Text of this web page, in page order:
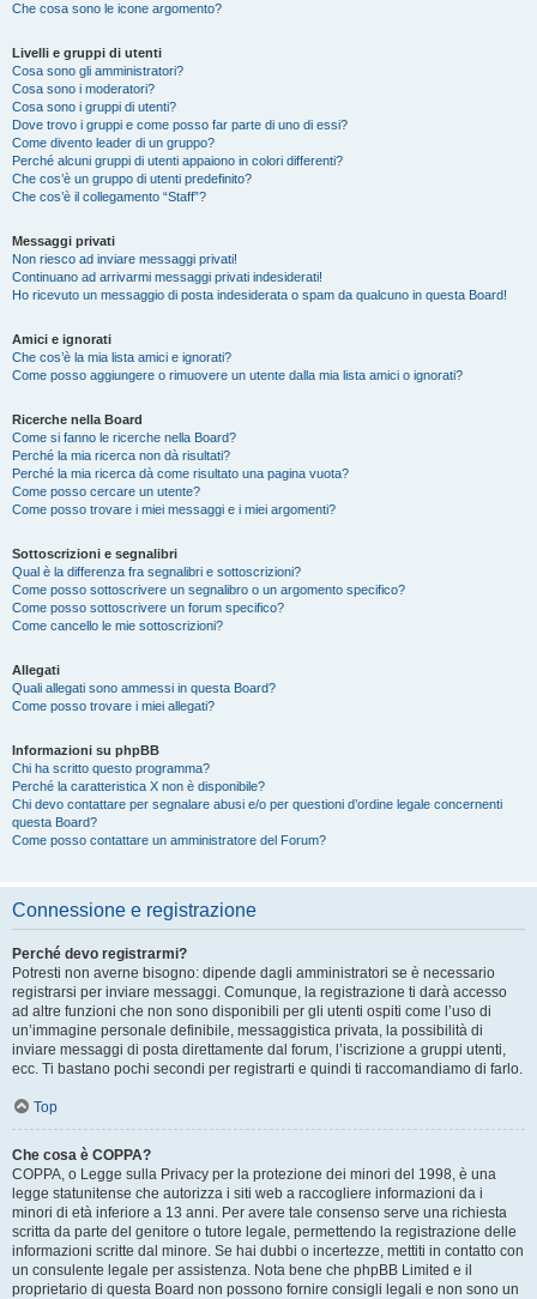
Che cosa sono le icone argomento?
Livelli e gruppi di utenti
Cosa sono gli amministratori?
Cosa sono i moderatori?
Cosa sono i gruppi di utenti?
Dove trovo i gruppi e come posso far parte di uno di essi?
Come divento leader di un gruppo?
Perché alcuni gruppi di utenti appaiono in colori differenti?
Che cos’è un gruppo di utenti predefinito?
Che cos’è il collegamento “Staff”?
Messaggi privati
Non riesco ad inviare messaggi privati!
Continuano ad arrivarmi messaggi privati indesiderati!
Ho ricevuto un messaggio di posta indesiderata o spam da qualcuno in questa Board!
Amici e ignorati
Che cos’è la mia lista amici e ignorati?
Come posso aggiungere o rimuovere un utente dalla mia lista amici o ignorati?
Ricerche nella Board
Come si fanno le ricerche nella Board?
Perché la mia ricerca non dà risultati?
Perché la mia ricerca dà come risultato una pagina vuota?
Come posso cercare un utente?
Come posso trovare i miei messaggi e i miei argomenti?
Sottoscrizioni e segnalibri
Qual è la differenza fra segnalibri e sottoscrizioni?
Come posso sottoscrivere un segnalibro o un argomento specifico?
Come posso sottoscrivere un forum specifico?
Come cancello le mie sottoscrizioni?
Allegati
Quali allegati sono ammessi in questa Board?
Come posso trovare i miei allegati?
Informazioni su phpBB
Chi ha scritto questo programma?
Perché la caratteristica X non è disponibile?
Chi devo contattare per segnalare abusi e/o per questioni d’ordine legale concernenti
questa Board?
Come posso contattare un amministratore del Forum?
Connessione e registrazione
Perché devo registrarmi?
Potresti non averne bisogno: dipende dagli amministratori se è necessario
registrarsi per inviare messaggi. Comunque, la registrazione ti darà accesso
ad altre funzioni che non sono disponibili per gli utenti ospiti come l’uso di
un’immagine personale definibile, messaggistica privata, la possibilità di
inviare messaggi di posta direttamente dal forum, l’iscrizione a gruppi utenti,
ecc. Ti bastano pochi secondi per registrarti e quindi ti raccomandiamo di farlo.
Top
Che cosa è COPPA?
COPPA, o Legge sulla Privacy per la protezione dei minori del 1998, è una
legge statunitense che autorizza i siti web a raccogliere informazioni da i
minori di età inferiore a 13 anni. Per avere tale consenso serve una richiesta
scritta da parte del genitore o tutore legale, permettendo la registrazione delle
informazioni scritte dal minore. Se hai dubbi o incertezze, mettiti in contatto con
un consulente legale per assistenza. Nota bene che phpBB Limited e il
proprietario di questa Board non possono fornire consigli legali e non sono un